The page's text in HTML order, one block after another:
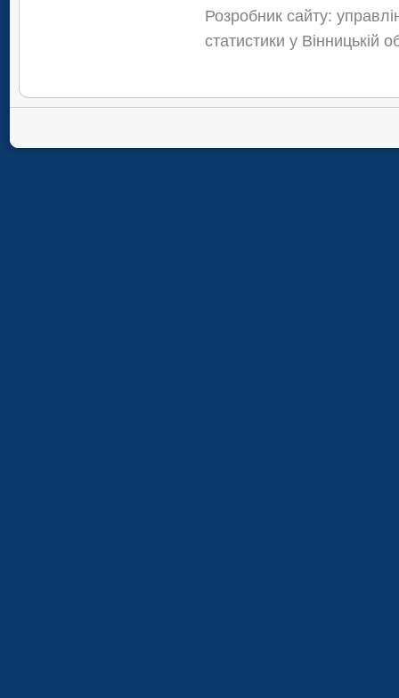
Розробник сайту:
статистики у Вінницькій